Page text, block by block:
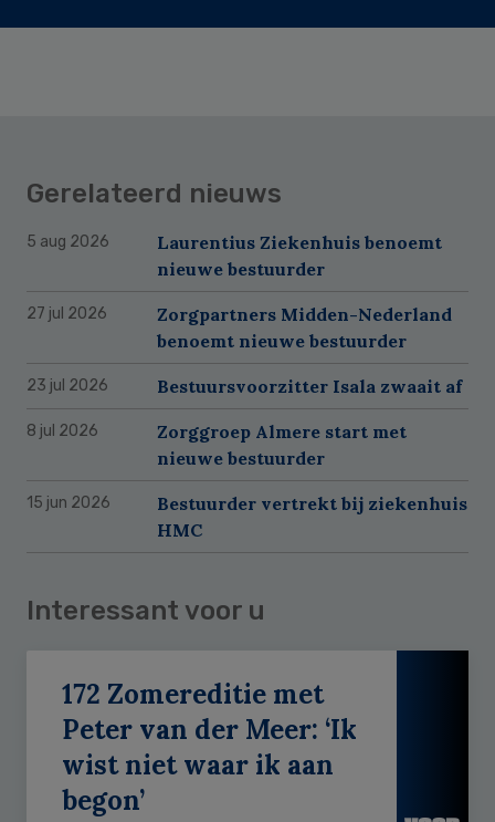
Gerelateerd nieuws
5 aug 2026
Laurentius Ziekenhuis benoemt
nieuwe bestuurder
27 jul 2026
Zorgpartners Midden-Nederland
benoemt nieuwe bestuurder
23 jul 2026 Bestuursvoorzitter Isala zwaait af
8 jul 2026
Zorggroep Almere start met
nieuwe bestuurder
15 jun 2026
Bestuurder vertrekt bij ziekenhuis
HMC
Interessant voor u
172 Zomereditie met
Peter van der Meer: ‘Ik
wist niet waar ik aan
begon’